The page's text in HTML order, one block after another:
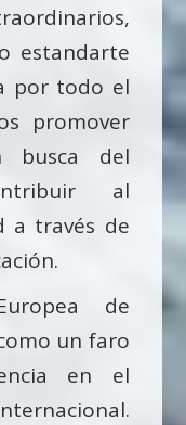
estandarte
por todo el
promover
busca del
al
a través de
de
un faro
en el